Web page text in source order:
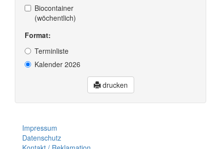
Biocontainer
(wöchentlich)
Format:
Terminliste
Kalender 2026
drucken
Impressum
Datenschutz